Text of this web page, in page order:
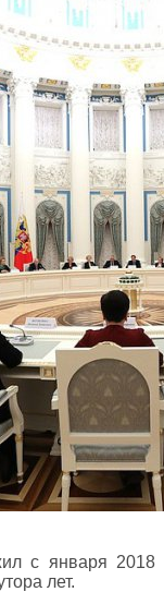
с января 2018
лет.